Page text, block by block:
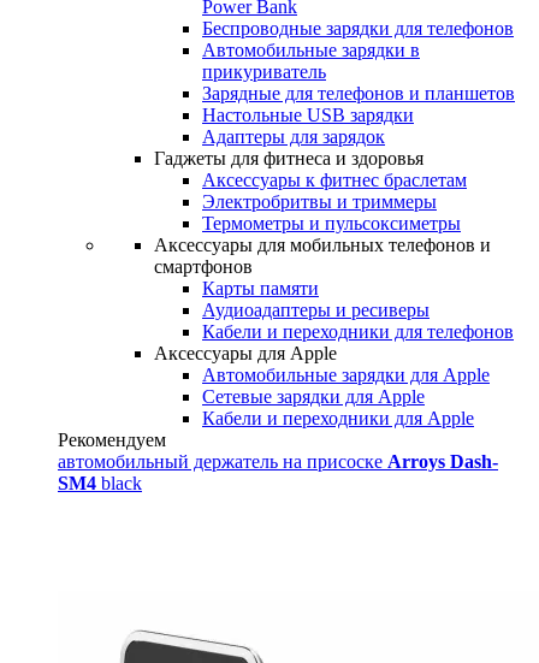
Power Bank
Беспроводные зарядки для телефонов
Автомобильные зарядки в
прикуриватель
Зарядные для телефонов и планшетов
Настольные USB зарядки
Адаптеры для зарядок
Гаджеты для фитнеса и здоровья
Аксессуары к фитнес браслетам
Электробритвы и триммеры
Термометры и пульсоксиметры
Аксессуары для мобильных телефонов и
смартфонов
Карты памяти
Аудиоадаптеры и ресиверы
Кабели и переходники для телефонов
Аксессуары для Apple
Автомобильные зарядки для Apple
Сетевые зарядки для Apple
Кабели и переходники для Apple
Рекомендуем
автомобильный держатель на присоске Arroys Dash-
SM4 black